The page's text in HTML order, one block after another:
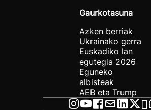
Gaurkotasuna
Azken berriak
Ukrainako gerra
Euskadiko lan
egutegia 2026
Eguneko
albisteak
AEB eta Trump